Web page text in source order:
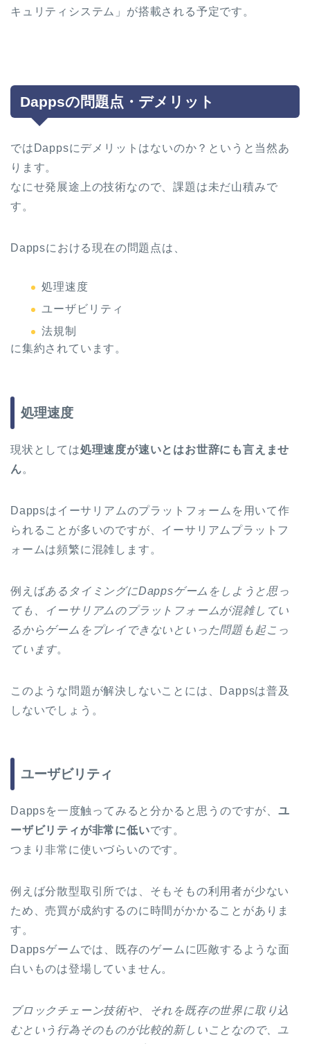
キュリティシステム」が搭載される予定です。
Dappsの問題点・デメリット
ではDappsにデメリットはないのか？というと当然あ
ります。
なにせ発展途上の技術なので、課題は未だ山積みで
す。
Dappsにおける現在の問題点は、
処理速度
ユーザビリティ
法規制
に集約されています。
処理速度
現状としては処理速度が速いとはお世辞にも言えませ
ん。
Dappsはイーサリアムのプラットフォームを用いて作
られることが多いのですが、イーサリアムプラットフ
ォームは頻繁に混雑します。
例えばあるタイミングにDappsゲームをしようと思っ
ても、イーサリアムのプラットフォームが混雑してい
るからゲームをプレイできないといった問題も起こっ
ています。
このような問題が解決しないことには、Dappsは普及
しないでしょう。
ユーザビリティ
Dappsを一度触ってみると分かると思うのですが、 ユ
ーザビリティが非常に低いです。
つまり非常に使いづらいのです。
例えば分散型取引所では、そもそもの利用者が少ない
ため、売買が成約するのに時間がかかることがありま
す。
Dappsゲームでは、既存のゲームに匹敵するような面
白いものは登場していません。
ブロックチェーン技術や、それを既存の世界に取り込
むという行為そのものが比較的新しいことなので、ユ